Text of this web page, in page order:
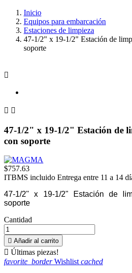
Inicio
Equipos para embarcación
Estaciones de limpieza
47-1/2" x 19-1/2" Estación de
soporte

 
47-1/2" x 19-1/2" Estación de
con soporte
$757.63
ITBMS incluido Entrega entre 11 a 14
47-1/2" x 19-1/2" Estación de
soporte
Cantidad
 Añadir al carrito
 Últimas piezas!
favorite_border Wishlist cached